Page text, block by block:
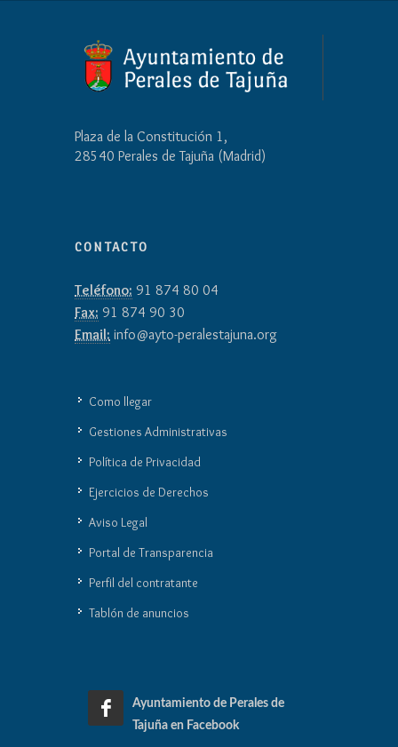
Plaza de la Constitución 1,
28540 Perales de Tajuña (Madrid)
CONTACTO
Teléfono: 91 874 80 04
Fax: 91 874 90 30
Email: info@ayto-peralestajuna.org
Como llegar
Gestiones Administrativas
Política de Privacidad
Ejercicios de Derechos
Aviso Legal
Portal de Transparencia
Perfil del contratante
Tablón de anuncios
Ayuntamiento de Perales de
Tajuña en Facebook